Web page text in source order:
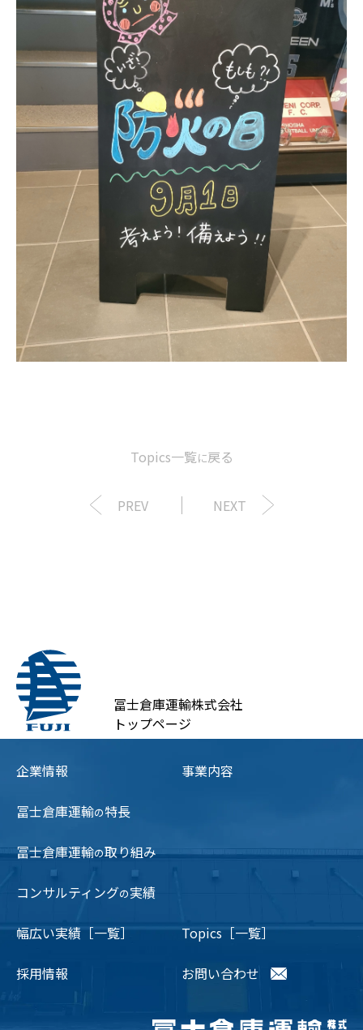
PREV
Topics一覧に戻る
NEXT
冨士倉庫運輸株式会社
トップページ
企業情報 事業内容
冨士倉庫運輸の特長
冨士倉庫運輸の取り組み
コンサルティングの実績
幅広い実績［一覧］ Topics［一覧］
採用情報 お問い合わせ